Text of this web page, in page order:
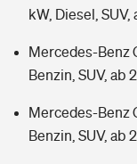
kW, Diesel, SUV,
Mercedes-Benz
Benzin, SUV, ab
Mercedes-Benz
Benzin, SUV, ab